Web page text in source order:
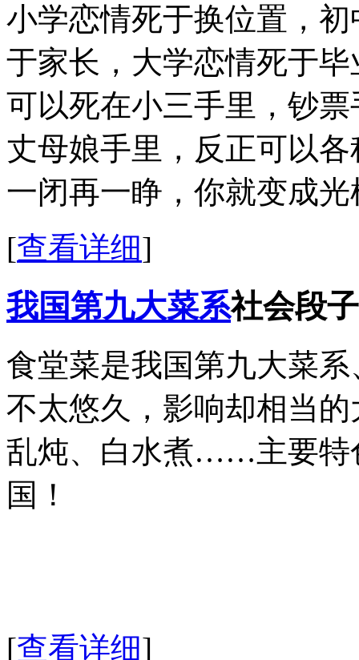
小学恋情死于换位置，
于家长，大学恋情死于
可以死在小三手里，钞
丈母娘手里，反正可以
一闭再一睁，你就变成光
[查看详细]
我国第九大菜系社会段子
食堂菜是我国第九大菜
不太悠久，影响却相当
乱炖、白水煮……主要特
国！
[查看详细]